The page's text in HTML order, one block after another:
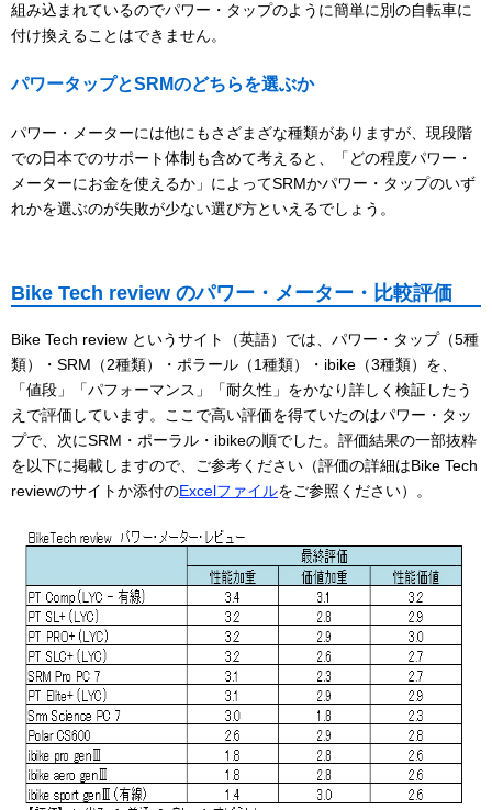
組み込まれているのでパワー・タップのように簡単に別の自転車に
付け換えることはできません。
パワータップとSRMのどちらを選ぶか
パワー・メーターには他にもさざまざな種類がありますが、現段階
での日本でのサポート体制も含めて考えると、「どの程度パワー・
メーターにお金を使えるか」によってSRMかパワー・タップのいず
れかを選ぶのが失敗が少ない選び方といえるでしょう。
Bike Tech review のパワー・メーター・比較評価
Bike Tech review というサイト（英語）では、パワー・タップ（5種
類）・SRM（2種類）・ポラール（1種類）・ibike（3種類）を、
「値段」「パフォーマンス」「耐久性」をかなり詳しく検証したう
えで評価しています。ここで高い評価を得ていたのはパワー・タッ
プで、次にSRM・ポーラル・ibikeの順でした。評価結果の一部抜粋
を以下に掲載しますので、ご参考ください（評価の詳細はBike Tech
reviewのサイトか添付のExcelファイルをご参照ください）。